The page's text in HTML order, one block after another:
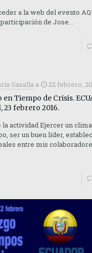
a la web del evento
de Jose. .
Gasalla a
22 febrero,
Tiempo de Crisis.
23 febrero 2016.
la actividad Ejercer un
ser un buen líder,
entre mis